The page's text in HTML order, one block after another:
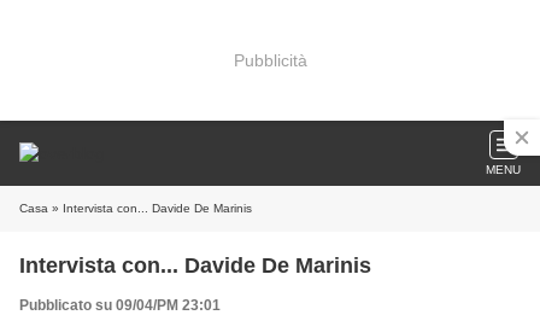
Pubblicità
MENU
Casa » Intervista con... Davide De Marinis
Intervista con... Davide De Marinis
Pubblicato su 09/04/PM 23:01